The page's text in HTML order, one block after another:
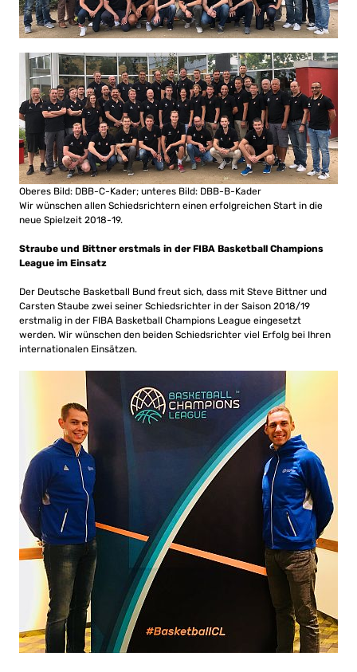
Oberes Bild: DBB-C-Kader; unteres Bild: DBB-B-Kader
Wir wünschen allen Schiedsrichtern einen erfolgreichen Start in die
neue Spielzeit 2018-19.
Straube und Bittner erstmals in der FIBA Basketball Champions
League im Einsatz
Der Deutsche Basketball Bund freut sich, dass mit Steve Bittner und
Carsten Staube zwei seiner Schiedsrichter in der Saison 2018/19
erstmalig in der FIBA Basketball Champions League eingesetzt
werden. Wir wünschen den beiden Schiedsrichter viel Erfolg bei Ihren
internationalen Einsätzen.